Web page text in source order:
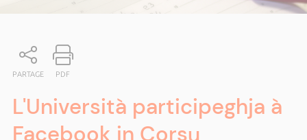
PARTAGE PDF
L'Università participeghja à
Facebook in Corsu